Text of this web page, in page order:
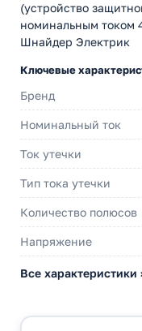
(устройство
номинальным током
Шнайдер Электрик
Ключевые
Бренд
Номинальный ток
Ток утечки
Тип тока утечки
Количество полюсов
Напряжение
Все характеристики